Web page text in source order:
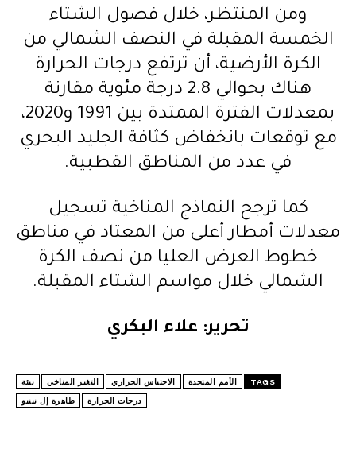
ومن المنتظر، خلال فصول الشتاء
الخمسة المقبلة في النصف الشمالي من
الكرة الأرضية، أن ترتفع درجات الحرارة
هناك بحوالي 2.8 درجة مئوية مقارنة
بمعدلات الفترة الممتدة بين 1991 و2020،
مع توقعات بانخفاض كثافة الجليد البحري
في عدد من المناطق القطبية.
كما ترجح النماذج المناخية تسجيل
معدلات أمطار أعلى من المعتاد في مناطق
خطوط العرض العليا من نصف الكرة
الشمالي خلال مواسم الشتاء المقبلة.
تحرير: علاء البكري
TAGS الأمم المتحدة الاحتباس الحراري التغير المناخي بيئة
درجات الحرارة ظاهرة إل نينيو